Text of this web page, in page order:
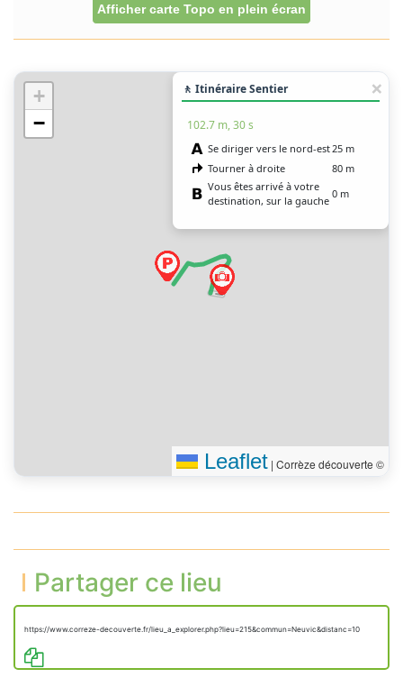
Afficher carte Topo en plein écran
+
−
🚶 Itinéraire Sentier
102.7 m, 30 s
Se diriger vers le nord-est 25 m
Tourner à droite
80 m
Vous êtes arrivé à votre
destination, sur la gauche
0 m
Leaflet | Corrèze découverte ©
Partager ce lieu
https://www.correze-decouverte.fr/lieu_a_explorer.php?lieu=215&commun=Neuvic&distanc=10